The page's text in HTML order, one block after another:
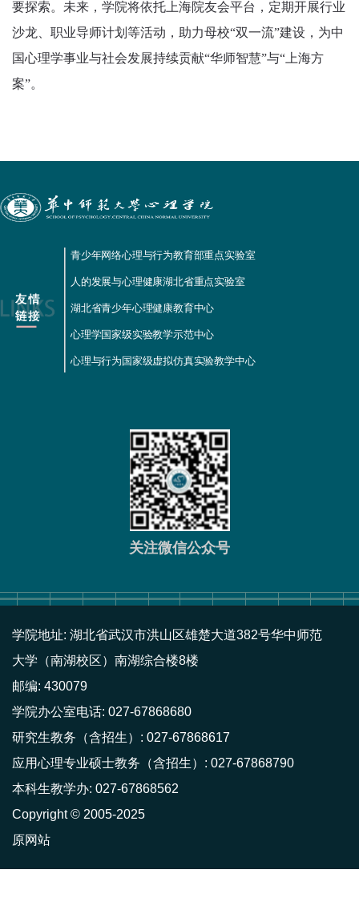
要探索。未来，学院将依托上海院友会平台，定期开展行业
沙龙、职业导师计划等活动，助力母校“双一流”建设，为中
国心理学事业与社会发展持续贡献“华师智慧”与“上海方
案”。
青少年网络心理与行为教育部重点实验室
人的发展与心理健康湖北省重点实验室
湖北省青少年心理健康教育中心
心理学国家级实验教学示范中心
心理与行为国家级虚拟仿真实验教学中心
关注微信公众号
学院地址: 湖北省武汉市洪山区雄楚大道382号华中师范
大学（南湖校区）南湖综合楼8楼
邮编: 430079
学院办公室电话: 027-67868680
研究生教务（含招生）: 027-67868617
应用心理专业硕士教务（含招生）: 027-67868790
本科生教学办: 027-67868562
Copyright © 2005-2025
原网站